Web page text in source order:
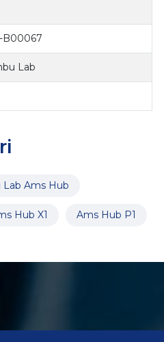
B00067
Lab
Lab Ams Hub
Hub X1 Ams Hub P1